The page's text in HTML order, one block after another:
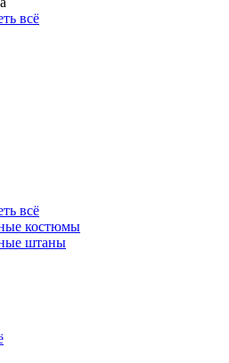
всё
всё
костюмы
штаны